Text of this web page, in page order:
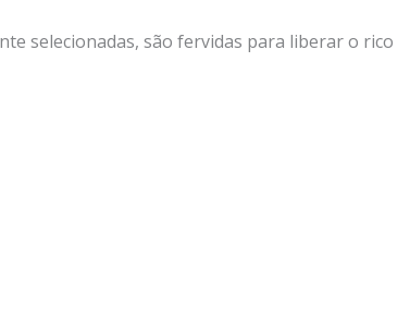
selecionadas, são fervidas para liberar o rico